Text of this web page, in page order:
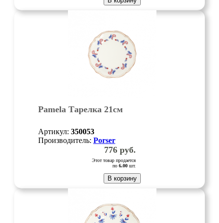
Pamela Тарелка 21см
Артикул: 350053
Производитель: Porser
776руб.
Этот товар продается
по 6.00шт.
В корзину